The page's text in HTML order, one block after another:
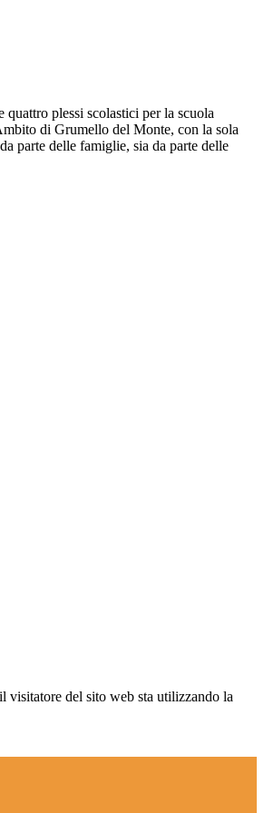
plessi scolastici per la scuola
di Grumello del Monte, con la sola
parte delle famiglie, sia da parte delle
visitatore del sito web sta utilizzando la